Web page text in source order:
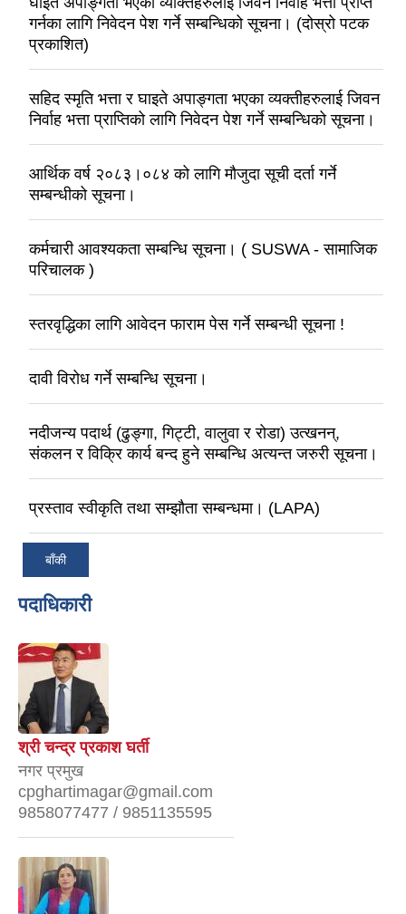
गर्नका लागि निवेदन पेश गर्ने सम्बन्धिको सूचना। (दोस्रो पटक
प्रकाशित)
सहिद स्मृति भत्ता र घाइते अपाङ्गता भएका व्यक्तीहरुलाई जिवन
निर्वाह भत्ता प्राप्तिको लागि निवेदन पेश गर्ने सम्बन्धिको सूचना।
आर्थिक वर्ष २०८३।०८४ को लागि मौजुदा सूची दर्ता गर्ने
सम्बन्धीको सूचना।
कर्मचारी आवश्यकता सम्बन्धि सूचना। ( SUSWA - सामाजिक
परिचालक )
स्तरवृद्धिका लागि आवेदन फाराम पेस गर्ने सम्बन्धी सूचना !
दावी विरोध गर्ने सम्बन्धि सूचना।
नदीजन्य पदार्थ (ढुङ्गा, गिट्टी, वालुवा र रोडा) उत्खनन्,
संकलन र विक्रि कार्य बन्द हुने सम्बन्धि अत्यन्त जरुरी सूचना।
प्रस्ताव स्वीकृति तथा सम्झौता सम्बन्धमा। (LAPA)
बाँकी
पदाधिकारी
श्री चन्द्र प्रकाश घर्ती
नगर प्रमुख
cpghartimagar@gmail.com
9858077477 / 9851135595